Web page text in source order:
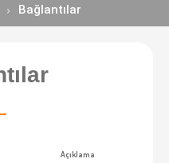
Bağlantılar
Açıklama